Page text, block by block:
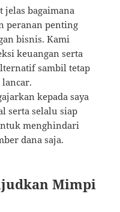
jelas bagaimana
peranan penting
bisnis. Kami
keuangan serta
sambil tetap
kepada saya
serta selalu siap
menghindari
dana saja.
Mimpi